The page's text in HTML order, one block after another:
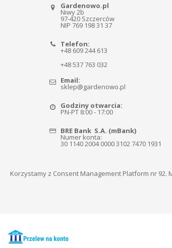
Gardenowo.pl
Niwy 2b
97-420 Szczerców
NIP 769 198 31 37
Telefon:
+48 609 244 613
+48 537 763 032
Email:
sklep@gardenowo.pl
Godziny otwarcia:
PN-PT 8:00 - 17:00
BRE Bank S.A. (mBank)
Numer konta:
30 1140 2004 0000 3102 7470 1931
Korzystamy z Consent Management Platform nr